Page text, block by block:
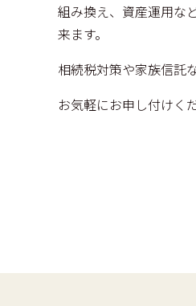
組み換え、資産運用な
来ます。
相続税対策や家族信託
お気軽にお申し付けく